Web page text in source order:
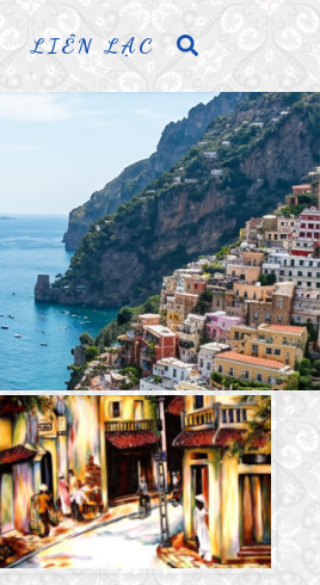
LIÊN LẠC